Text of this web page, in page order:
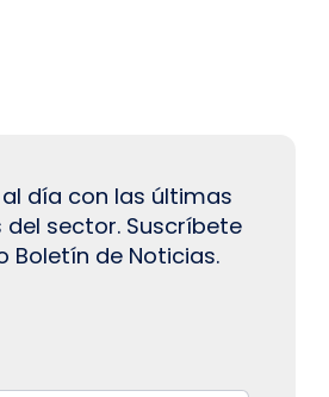
día con las últimas
del sector. Suscríbete
Boletín de Noticias.